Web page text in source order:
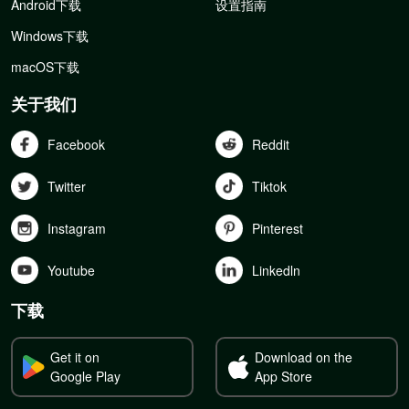
Android下载
Windows下载
macOS下载
设置指南
关于我们
Facebook Reddit
Twitter Tiktok
Instagram Pinterest
Youtube Linkedln
下载
Get it on
Google Play
Download on the
App Store